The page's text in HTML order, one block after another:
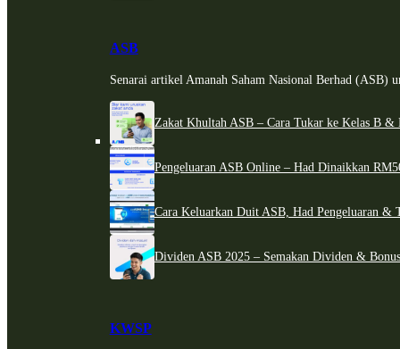
ASB
Senarai artikel Amanah Saham Nasional Berhad (ASB)
Zakat Khultah ASB – Cara Tukar ke Kelas B &
Pengeluaran ASB Online – Had Dinaikkan
Cara Keluarkan Duit ASB, Had Pengeluaran &
Dividen ASB 2025 – Semakan Dividen &
KWSP